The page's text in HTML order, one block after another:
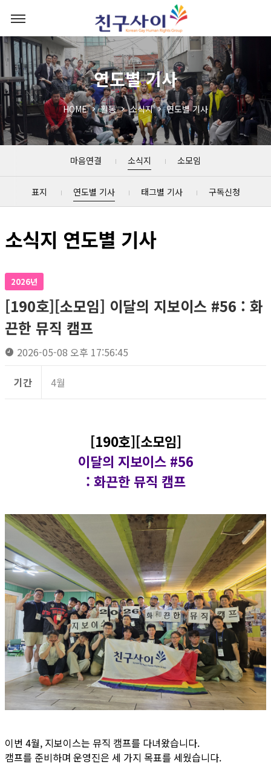
연도별 기사
HOME 활동 소식지 연도별 기사
마음연결 소식지 소모임
표지 연도별 기사 태그별 기사 구독신청
소식지 연도별 기사
2026년
[190호][소모임] 이달의 지보이스 #56 : 화
끈한 뮤직 캠프
2026-05-08 오후 17:56:45
기간 4월
[190호][소모임]
이달의 지보이스 #56
: 화끈한 뮤직 캠프
이번 4월, 지보이스는 뮤직 캠프를 다녀왔습니다.
캠프를 준비하며 운영진은 세 가지 목표를 세웠습니다.